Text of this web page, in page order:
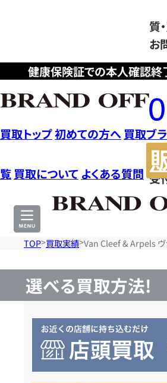
健康保険証での本人確認
質
お
フ
リ
ー
ダ
イ
ヤ
ル
受
買取トップ初めての方へ 買取ブ
覧 買取について よくある質問
TOP 買取実績 Van Cleef & Arpels ヴ
選べる買取方法!